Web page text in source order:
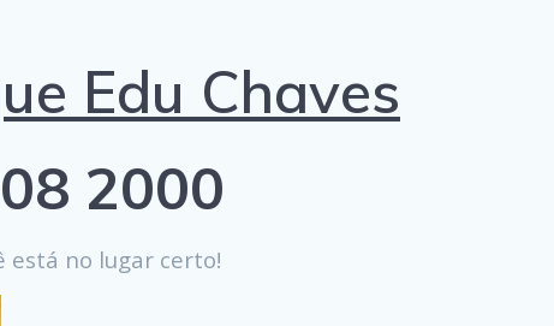
Edu Chaves
2000
está no lugar certo!